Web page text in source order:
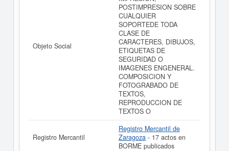
EDICIONES GRAFIWEB SLL (EXTINGUIDA) puede
acceder inmediatamente a este Informe ampliadode
EDICIONES GRAFIWEB SLL (EXTINGUIDA) y consultar
los resultados de sus años de actividad, así como los
balances y cuentas de resultados disponibles.
La última actualización del informe de empresa se ha
realizado el 26/10/2023.
Objeto Social
POSTIMPRESION SOBRE
CUALQUIER
SOPORTEDE TODA
CLASE DE
CARACTERES, DIBUJOS,
ETIQUETAS DE
SEGURIDAD O
IMAGENES ENGENERAL.
COMPOSICION Y
FOTOGRABADO DE
TEXTOS,
REPRODUCCION DE
TEXTOS O
Registro Mercantil
Registro Mercantil de
Zaragoza - 17 actos en
BORME publicados